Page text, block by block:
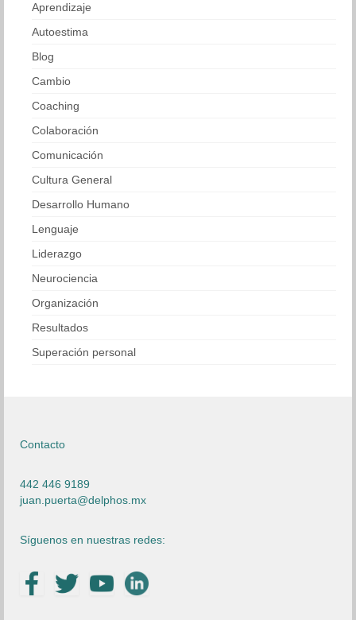
Aprendizaje
Autoestima
Blog
Cambio
Coaching
Colaboración
Comunicación
Cultura General
Desarrollo Humano
Lenguaje
Liderazgo
Neurociencia
Organización
Resultados
Superación personal
Contacto
442 446 9189
juan.puerta@delphos.mx
Síguenos en nuestras redes: